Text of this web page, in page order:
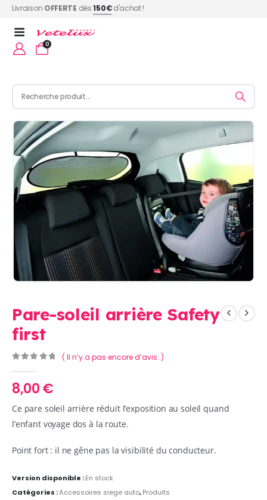
Livraison OFFERTE dès150€d'achat !
0
Pare-soleil arrière Safety
first
( Il n’y a pas encore d’avis. )
8,00€
Ce pare soleil arrière réduit l’exposition au soleil quand
l’enfant voyage dos à la route.
Point fort : il ne gêne pas la visibilité du conducteur.
Version disponible :En stock
Catégories :Accessoires siege auto,Produits